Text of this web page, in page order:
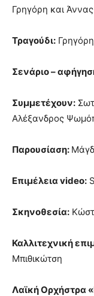
Γρηγόρη και
Τραγούδι:
Σενάριο–
Συμμετέχουν:
Αλέξανδρος
Παρουσίαση:
Επιμέλεια video:
Σκηνοθεσία:
Καλλιτεχνική
Μπιθικώτση
Λαϊκή Ορχήστρα